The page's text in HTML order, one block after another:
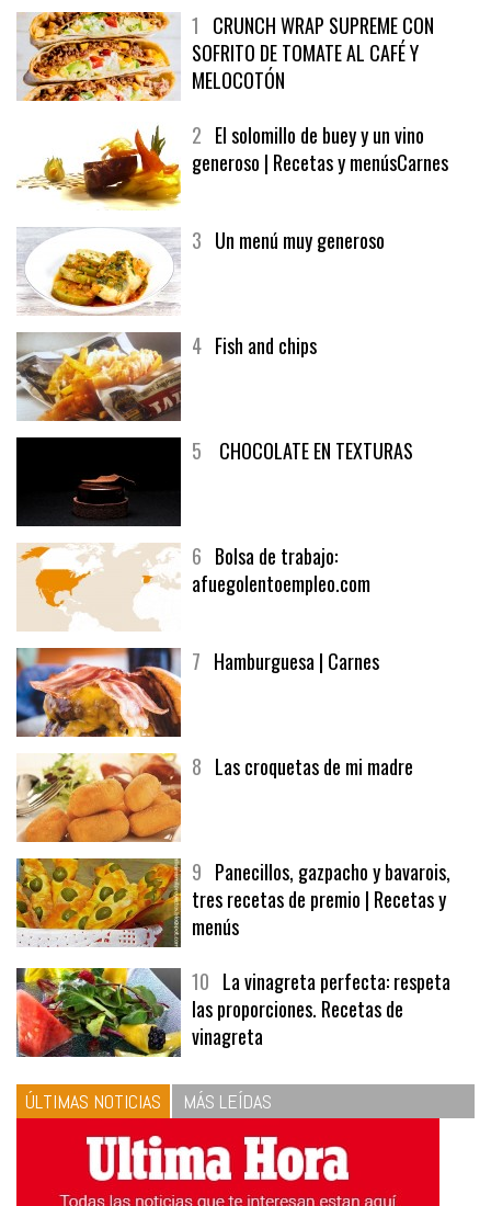
1CRUNCH WRAP SUPREME CON
SOFRITO DE TOMATE AL CAFÉ Y
MELOCOTÓN
2El solomillo de buey y un vino
6Bolsa de trabajo:
9Panecillos, gazpacho y bavarois,
tres recetas de premio | Recetas y
menús
10La vinagreta perfecta: respeta
las proporciones. Recetas de
vinagreta
ÚLTIMAS NOTICIAS MÁS LEÍDAS